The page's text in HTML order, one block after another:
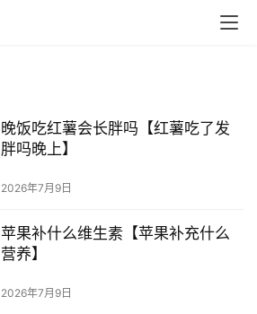
晚饭吃红薯会长胖吗【红薯吃了发
胖吗晚上】
2026年7月9日
苹果补什么维生素【苹果补充什么
营养】
2026年7月9日